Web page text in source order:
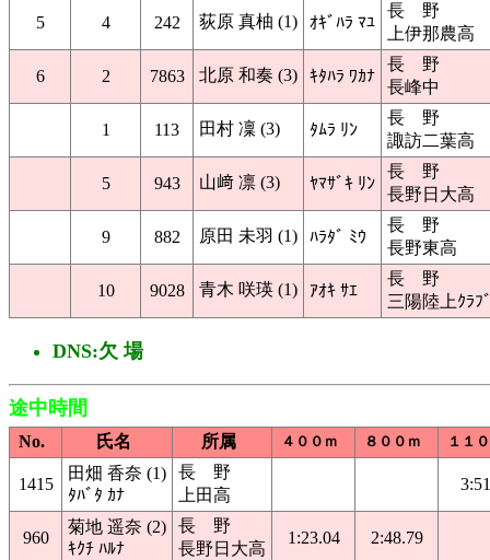
5 4 242 荻原 真柚 (1) ｵｷﾞﾊﾗ ﾏﾕ
長 野
上伊那農高
6 2 7863 北原 和奏 (3) ｷﾀﾊﾗ ﾜｶﾅ
長 野
長峰中
1 113 田村 凜 (3) ﾀﾑﾗ ﾘﾝ
長 野
諏訪二葉高
5 943 山﨑 凛 (3) ﾔﾏｻﾞｷ ﾘﾝ
長 野
長野日大高
9 882 原田 未羽 (1) ﾊﾗﾀﾞ ﾐｳ
長 野
長野東高
10 9028 青木 咲瑛 (1) ｱｵｷ ｻｴ
長 野
三陽陸上ｸﾗﾌ
DNS:欠 場
途中時間
No. 氏名 所属 ４００ｍ ８００ｍ １１
1415
田畑 香奈 (1)
ﾀﾊﾞﾀ ｶﾅ
長 野
上田高
960
菊地 遥奈 (2)
ｷｸﾁ ﾊﾙﾅ
長 野
長野日大高
1:23.04 2:48.79